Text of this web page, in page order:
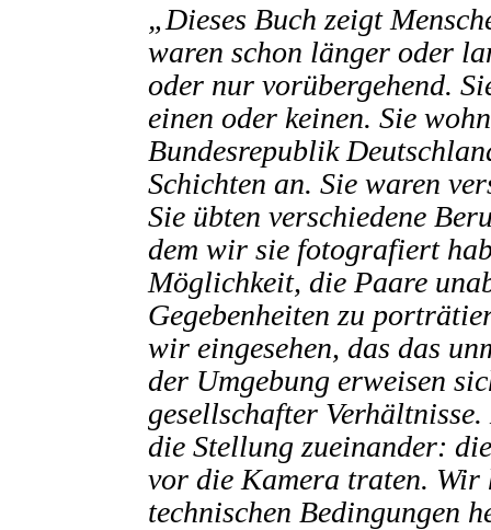
„Dieses Buch zeigt
waren schon länger oder
oder nur vorübergehend.
einen oder keinen. Sie
Bundesrepublik
Schichten an. Sie waren
Sie übten verschiedene
dem wir sie fotografiert
Möglichkeit, die Paare
Gegebenheiten zu
wir eingesehen, das das
der Umgebung erweisen
gesellschafter
die Stellung zueinander:
vor die Kamera traten. Wir
technischen Bedingungen